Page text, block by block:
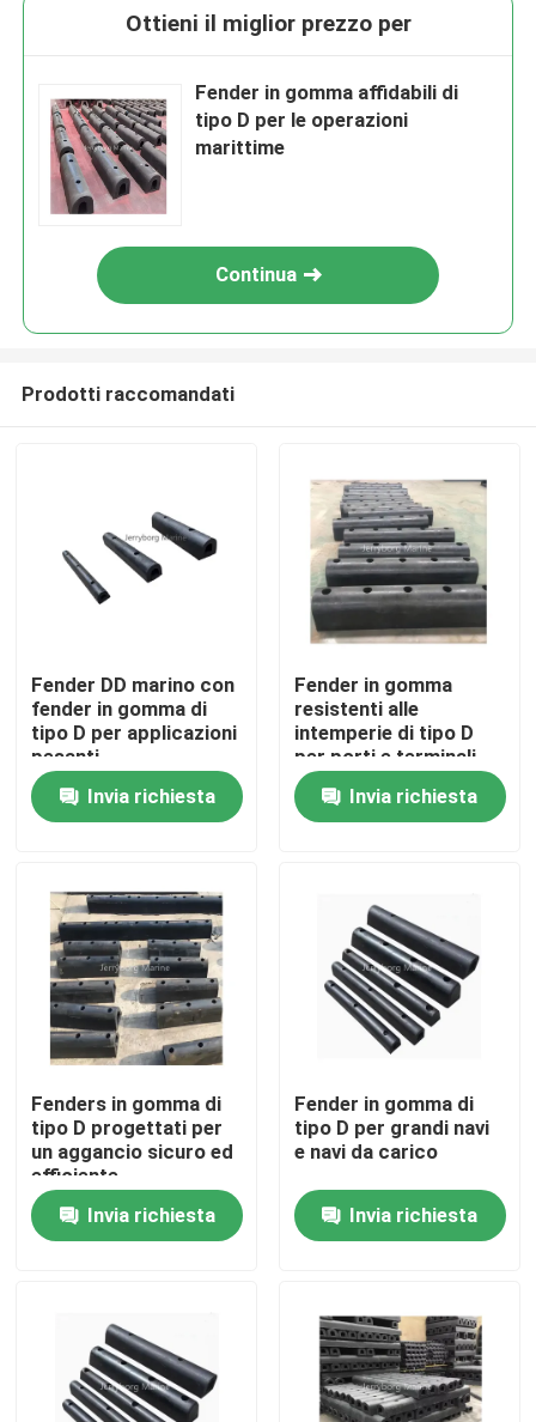
Casa
Prodotti
Giro della fabbrica
Controllo di qualità
Contattici
Notizie
Cuscino ammortizzatore pneumatico di Yokohama
idro cuscino ammortizzatore pneumatico
Ottieni il miglior prezzo per
Fender in gomma affidabili di
tipo D per le operazioni
marittime
Continua
Prodotti raccomandati
Fender DD marino con
fender in gomma di
tipo D per applicazioni
pesanti
Invia richiesta
Fender in gomma
resistenti alle
intemperie di tipo D
per porti e terminali
Invia richiesta
Fenders in gomma di
tipo D progettati per
un aggancio sicuro ed
efficiente
Invia richiesta
Fender in gomma di
tipo D per grandi navi
e navi da carico
Invia richiesta